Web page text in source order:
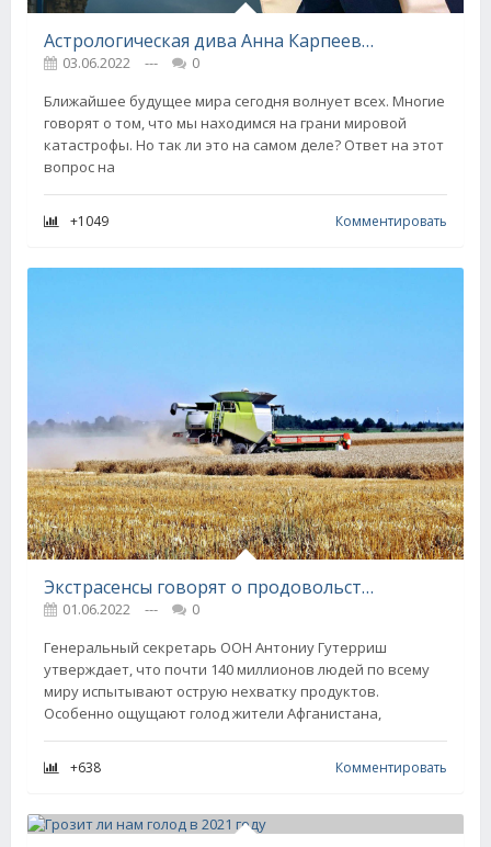
Астрологическая дива Анна Карпеева предупреждает, что в 2022 году еще возможны кризисы
03.06.2022 ---
0
Ближайшее будущее мира сегодня волнует всех. Многие
говорят о том, что мы находимся на грани мировой
катастрофы. Но так ли это на самом деле? Ответ на этот
вопрос на
+1049 Комментировать
Экстрасенсы говорят о продовольственном кризисе и рассказывают, будет ли глобальный голод
01.06.2022 ---
0
Генеральный секретарь ООН Антониу Гутерриш
утверждает, что почти 140 миллионов людей по всему
миру испытывают острую нехватку продуктов.
Особенно ощущают голод жители Афганистана,
+638 Комментировать